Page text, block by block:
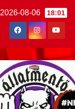
2026-08-06 18:01